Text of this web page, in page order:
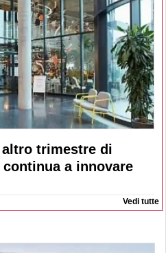
trimestre di
a innovare
Vedi tutte